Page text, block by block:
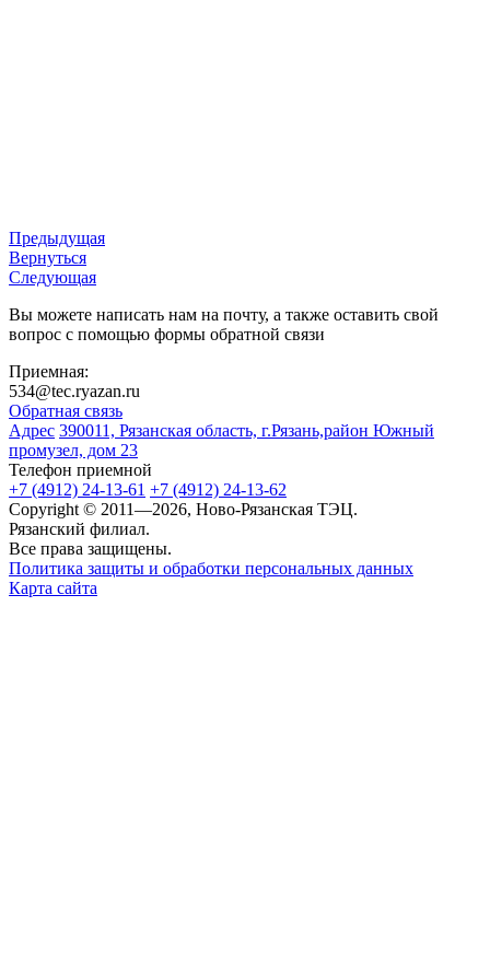
Предыдущая
Вернуться
Следующая
Вы можете написать нам на почту, а также оставить свой
вопрос с помощью формы обратной связи
Приемная:
534@tec.ryazan.ru
Обратная связь
Адрес 390011, Рязанская область, г.Рязань,район Южный
промузел, дом 23
Телефон приемной
+7 (4912) 24-13-61 +7 (4912) 24-13-62
Copyright © 2011—2026, Ново-Рязанская ТЭЦ.
Рязанский филиал.
Все права защищены.
Политика защиты и обработки персональных данных
Карта сайта